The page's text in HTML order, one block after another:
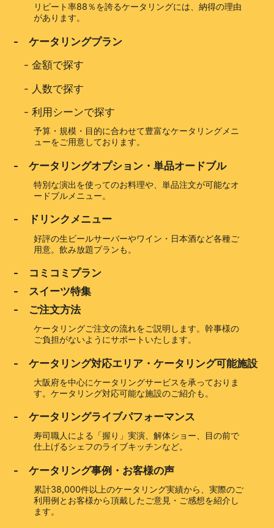
リピート率88％を誇るケータリングには、納得の理由
があります。
- ケータリングプラン
-金額で探す
- 人数で探す
-利用シーンで探す
予算・規模・目的に合わせて豊富なケータリングメニ
ューをご用意しております。
- ケータリングオプション・単品オードブル
特別な演出を使ってのお料理や、単品注文が可能なオ
ードブルメニュー。
- ドリンクメニュー
好評の生ビールサーバーやワイン・日本酒など各種ご
用意。飲み放題プランも。
- コミコミプラン
- スイーツ特集
- ご注文方法
ケータリングご注文の流れをご説明します。幹事様の
ご負担がないようにサポートいたします。
- ケータリング対応エリア・ケータリング可能施設
大阪府を中心にケータリングサービスを承っておりま
す。ケータリング対応可能な施設のご紹介も。
- ケータリングライブパフォーマンス
寿司職人による「握り」実演、解体ショー、目の前で
仕上げるシェフのライブキッチンなど。
- ケータリング事例・お客様の声
累計38,000件以上のケータリング実績から、実際のご
利用例とお客様から頂戴したご意見・ご感想を紹介し
ます。